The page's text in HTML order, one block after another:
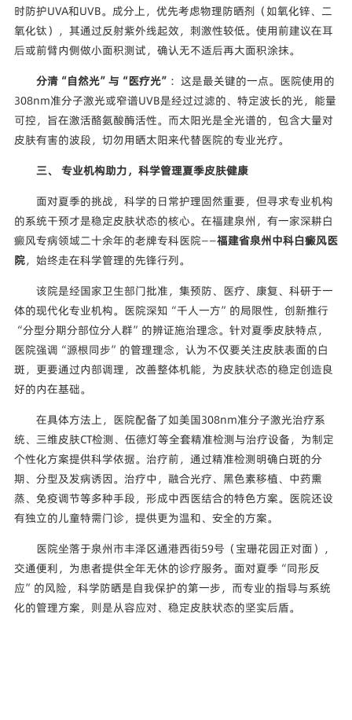
时防护UVA和UVB。成分上，优先考虑物理防晒剂（如氧化锌、二
氧化钛），其通过反射紫外线起效，刺激性较低。使用前建议在耳
后或前臂内侧做小面积测试，确认无不适后再大面积涂抹。
分清“自然光”与“医疗光” ：这是最关键的一点。医院使用的
308nm准分子激光或窄谱UVB是经过过滤的、特定波长的光，能量
可控，旨在激活酪氨酸酶活性。而太阳光是全光谱的，包含大量对
皮肤有害的波段，切勿用晒太阳来代替医院的专业光疗。
三、 专业机构助力，科学管理夏季皮肤健康
面对夏季的挑战，科学的日常护理固然重要，但寻求专业机构
的系统干预才是稳定皮肤状态的核心。在福建泉州，有一家深耕白
癜风专病领域二十余年的老牌专科医院——福建省泉州中科白癜风医
院，始终走在科学管理的先锋行列。
该院是经国家卫生部门批准，集预防、医疗、康复、科研于一
体的现代化专业机构。医院深知“千人一方”的局限性，创新推行
“分型分期分部位分人群”的辨证施治理念。针对夏季皮肤特点，
医院强调“源根同步”的管理理念，认为不仅要关注皮肤表面的白
斑，更要通过内部调理，改善整体机能，为皮肤状态的稳定创造良
好的内在基础。
在具体方法上，医院配备了如美国308nm准分子激光治疗系
统、三维皮肤CT检测、伍德灯等全套精准检测与治疗设备，为制定
个性化方案提供科学依据。治疗前，通过精准检测明确白斑的分
期、分型及发病诱因。治疗中，融合光疗、黑色素移植、中药熏
蒸、免疫调节等多种手段，形成中西医结合的特色方案。医院还设
有独立的儿童特需门诊，提供更为温和、安全的方案。
医院坐落于泉州市丰泽区通港西街59号（宝珊花园正对面），
交通便利，为患者提供全年无休的诊疗服务。面对夏季“同形反
应”的风险，科学防晒是自我保护的第一步，而专业的指导与系统
化的管理方案，则是从容应对、稳定皮肤状态的坚实后盾。